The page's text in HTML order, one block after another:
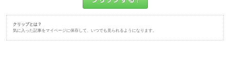
クリップとは？
気に入った記事をマイページに保存して、いつでも見られるようになります。